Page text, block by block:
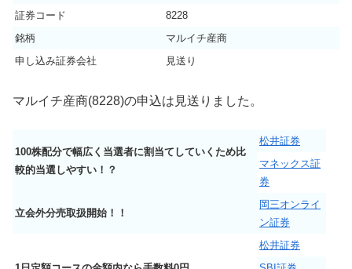
証券コード
8228
銘柄
マルイチ産商
申し込み証券会社
見送り
マルイチ産商(8228)の申込は見送りました。
100株配分で幅広く当選者に割当てしていくため比
較的当選しやすい！？
松井証券
マネックス証
券
立会外分売取扱開始！！
岡三オンライ
ン証券
松井証券